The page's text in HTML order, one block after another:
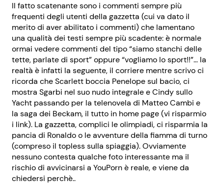
Il fatto scatenante sono i commenti sempre più
frequenti degli utenti della gazzetta (cui va dato il
merito di aver abilitato i commenti) che lamentano
una qualità dei testi sempre più scadente: è normale
ormai vedere commenti del tipo “siamo stanchi delle
tette, parlate di sport” oppure “vogliamo lo sport!!”… la
realtà è infatti la seguente, il corriere mentre scrivo ci
ricorda che Scarlett boccia Penelope sul bacio, ci
mostra Sgarbi nel suo nudo integrale e Cindy sullo
Yacht passando per la telenovela di Matteo Cambi e
la saga dei Beckam, il tutto in home page (vi risparmio
i link). La gazzetta, complici le olimpiadi, ci risparmia la
pancia di Ronaldo o le avventure della fiamma di turno
(compreso il topless sulla spiaggia). Ovviamente
nessuno contesta qualche foto interessante ma il
rischio di avvicinarsi a YouPorn è reale, e viene da
chiedersi perchè..